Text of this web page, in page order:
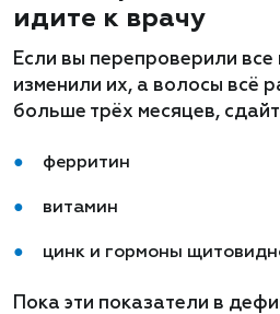
идите к врачу
Если вы перепроверили все
изменили их, а волосы всё
больше трёх месяцев,
ферритин
витамин
цинк и гормоны
Пока эти показатели в